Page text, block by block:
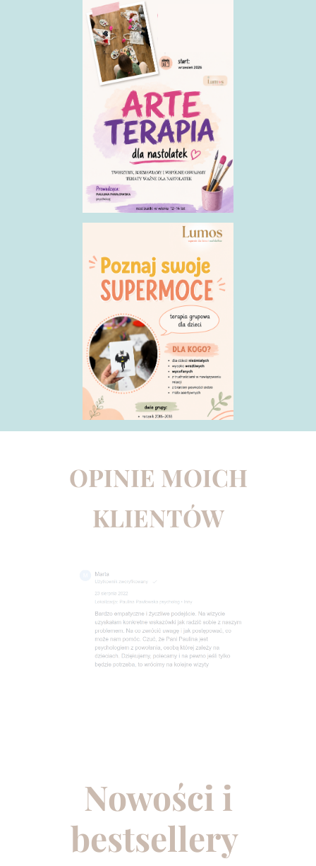
OPINIE MOICH
KLIENTÓW
Nowości i
bestsellery